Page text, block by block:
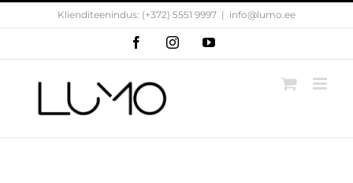
Skip
Klienditeenindus: (+372) 5551 9997 | info@lumo.ee
FacebookInstagramYouTube